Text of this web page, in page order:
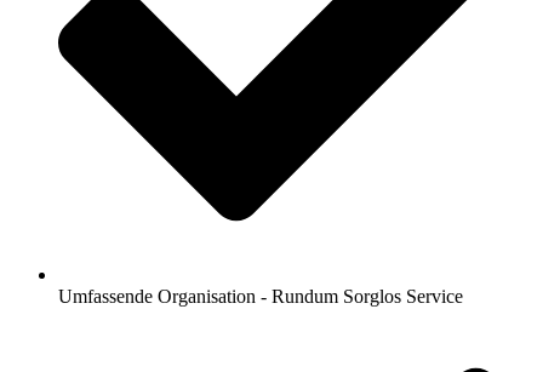
Umfassende Organisation - Rundum Sorglos Service